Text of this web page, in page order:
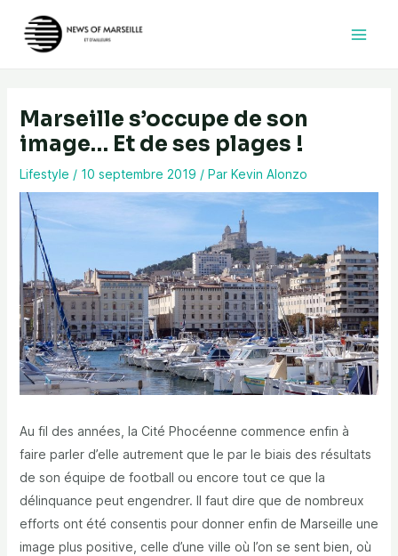
contenu
Marseille s’occupe de son
image… Et de ses plages !
Lifestyle / 10 septembre 2019 / Par Kevin Alonzo
Au fil des années, la Cité Phocéenne commence enfin à
faire parler d’elle autrement que le par le biais des résultats
de son équipe de football ou encore tout ce que la
délinquance peut engendrer. Il faut dire que de nombreux
efforts ont été consentis pour donner enfin de Marseille une
image plus positive, celle d’une ville où l’on se sent bien, où